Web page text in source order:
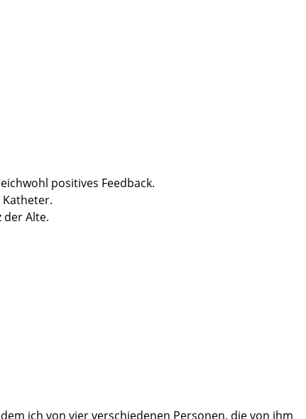
positives Feedback.
der Alte.
sollte, in Verbindung mit der außergewöhnlich guten
ich von vier verschiedenen Personen, die von ihm